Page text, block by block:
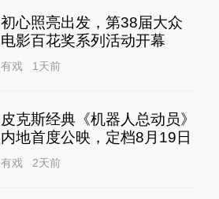
初心照亮出发，第38届大众
电影百花奖系列活动开幕
有戏 1天前
皮克斯经典《机器人总动员》
内地首度公映，定档8月19日
有戏 2天前